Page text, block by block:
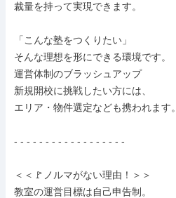
裁量を持って実現できます。
「こんな塾をつくりたい」
そんな理想を形にできる環境です。
運営体制のブラッシュアップ
新規開校に挑戦したい方には、
エリア・物件選定なども携われます。
- - - - - - - - - - - - - - - - - -
＜＜🚩ノルマがない理由！＞＞
教室の運営目標は自己申告制。